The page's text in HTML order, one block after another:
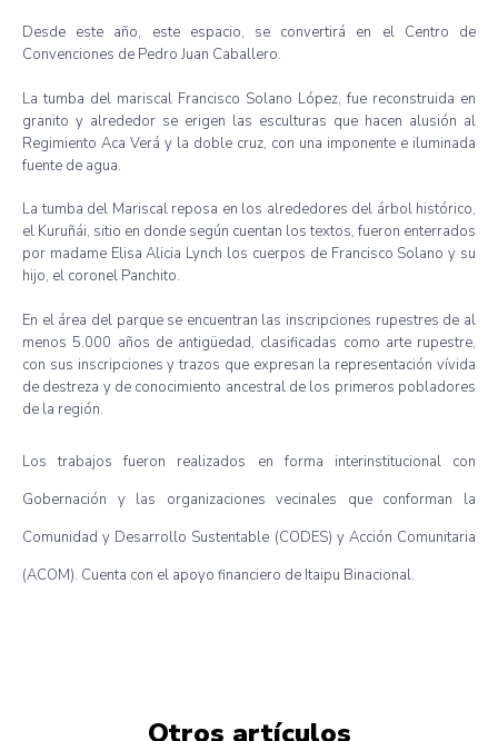
Desde este año, este espacio, se convertirá en el Centro de
Convenciones de Pedro Juan Caballero.
La tumba del mariscal Francisco Solano López, fue reconstruida en
granito y alrededor se erigen las esculturas que hacen alusión al
Regimiento Aca Verá y la doble cruz, con una imponente e iluminada
fuente de agua.
La tumba del Mariscal reposa en los alrededores del árbol histórico,
el Kuruñái, sitio en donde según cuentan los textos, fueron enterrados
por madame Elisa Alicia Lynch los cuerpos de Francisco Solano y su
hijo, el coronel Panchito.
En el área del parque se encuentran las inscripciones rupestres de al
menos 5.000 años de antigüedad, clasificadas como arte rupestre,
con sus inscripciones y trazos que expresan la representación vívida
de destreza y de conocimiento ancestral de los primeros pobladores
de la región.
Los trabajos fueron realizados en forma interinstitucional con
Gobernación y las organizaciones vecinales que conforman la
Comunidad y Desarrollo Sustentable (CODES) y Acción Comunitaria
(ACOM). Cuenta con el apoyo financiero de Itaipu Binacional.
Otros artículos